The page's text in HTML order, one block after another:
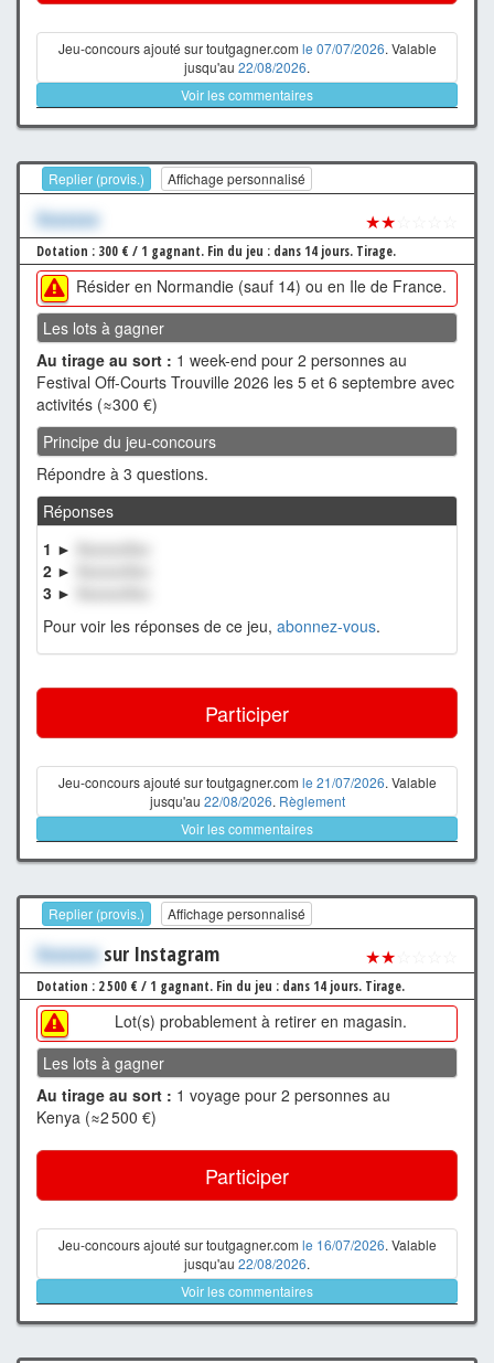
Jeu-concours ajouté sur toutgagner.com le 07/07/2026. Valable
jusqu'au 22/08/2026.
Voir les commentaires
Replier (provis.) Affichage personnalisé
Xxxxxxx ★★
Dotation : 300 € / 1 gagnant. Fin du jeu : dans 14 jours. Tirage.
Résider en Normandie (sauf 14) ou en Ile de France.
Les lots à gagner
Au tirage au sort : 1 week-end pour 2 personnes au
Festival Off-Courts Trouville 2026 les 5 et 6 septembre avec
activités (≈300 €)
Principe du jeu-concours
Répondre à 3 questions.
Réponses
1 ►
2 ►
3 ►
Pour voir les réponses de ce jeu, abonnez-vous.
Participer
Jeu-concours ajouté sur toutgagner.com le 21/07/2026. Valable
jusqu'au 22/08/2026. Règlement
Voir les commentaires
Replier (provis.) Affichage personnalisé
Xxxxxxx sur Instagram ★★
Dotation : 2 500 € / 1 gagnant. Fin du jeu : dans 14 jours. Tirage.
Lot(s) probablement à retirer en magasin.
Les lots à gagner
Au tirage au sort : 1 voyage pour 2 personnes au
Kenya (≈2 500 €)
Participer
Jeu-concours ajouté sur toutgagner.com le 16/07/2026. Valable
jusqu'au 22/08/2026.
Voir les commentaires